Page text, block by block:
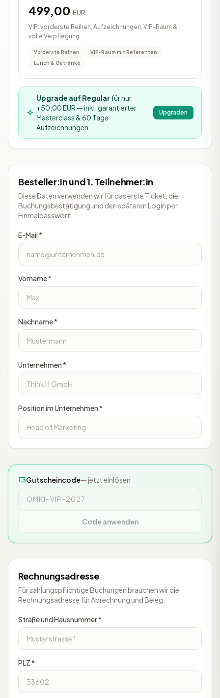
499,00 EUR
VIP: vorderste Reihen, Aufzeichnungen, VIP-Raum &
volle Verpflegung.
Vorderste Reihen
VIP-Raum mit Referenten
Lunch & Getränke
Upgrade auf Regular für nur
+50,00 EUR — inkl. garantierter
Masterclass & 60 Tage
Aufzeichnungen.
Upgraden
Besteller:in und 1. Teilnehmer:in
Diese Daten verwenden wir für das erste Ticket, die
Buchungsbestätigung und den späteren Login per
Einmalpasswort.
E-Mail *
Vorname *
Nachname *
Unternehmen *
Position im Unternehmen *
Gutscheincode— jetzt einlösen
Code anwenden
Rechnungsadresse
Für zahlungspflichtige Buchungen brauchen wir die
Rechnungsadresse für Abrechnung und Beleg.
Straße und Hausnummer *
PLZ *